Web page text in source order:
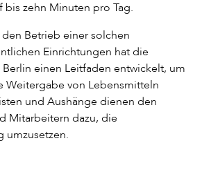
bis zehn Minuten pro Tag.
Betrieb einer solchen
Einrichtungen hat die
Berlin einen Leitfaden entwickelt, um
Weitergabe von Lebensmitteln
und Aushänge dienen den
Mitarbeitern dazu, die
umzusetzen.